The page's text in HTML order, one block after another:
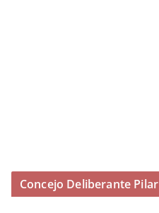
Concejo Deliberante Pilar